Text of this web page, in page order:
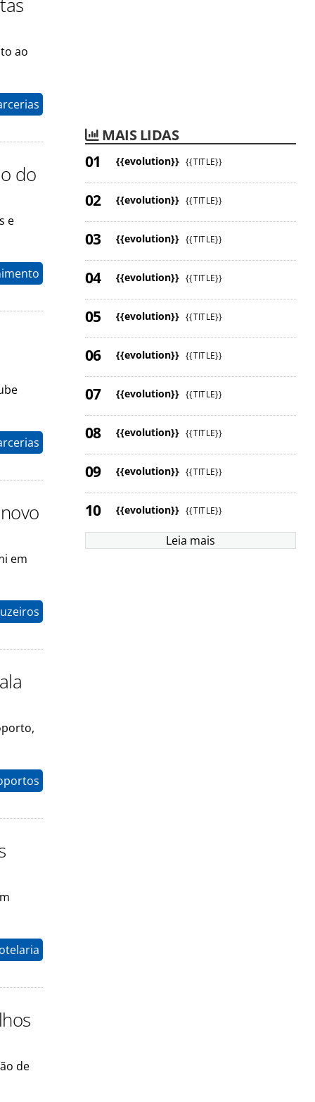
ao
do
e
em
de
MAIS LIDAS
{{evolution}} {{TITLE}}
{{evolution}} {{TITLE}}
{{evolution}} {{TITLE}}
{{evolution}} {{TITLE}}
{{evolution}} {{TITLE}}
{{evolution}} {{TITLE}}
{{evolution}} {{TITLE}}
{{evolution}} {{TITLE}}
{{evolution}} {{TITLE}}
{{evolution}} {{TITLE}}
Leia mais